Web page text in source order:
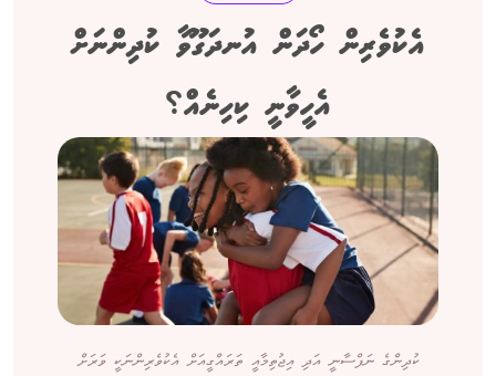
އެކުވެރިން ހޯދަން އުނދަގޫވާ ކުދިންނަށް
އެހީވާނީ ކިހިނެއް؟
ކުދިންގެ ނަފްސާނީ އަދި އިޖުތިމާއީ ތަރައްގީއަށް އެކުވެރިންނަކީ ވަރަށް